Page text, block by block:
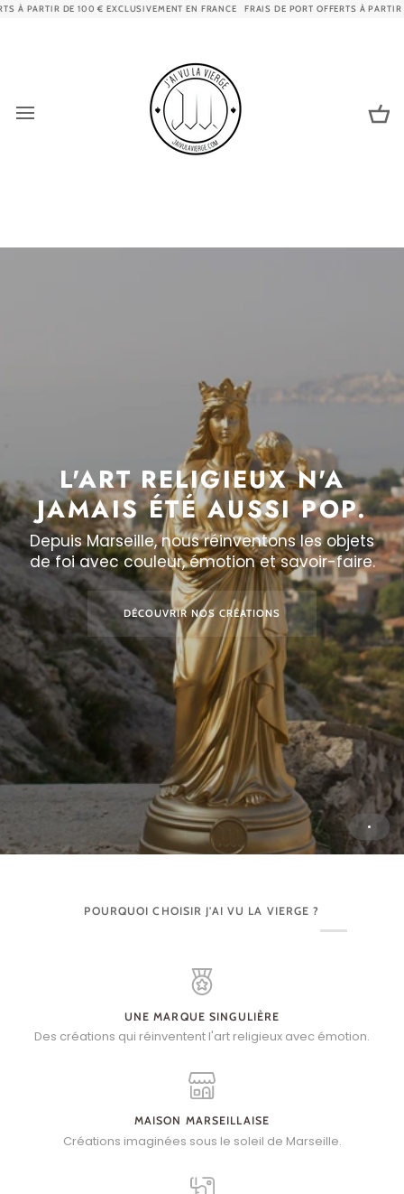
Passer€ EXCLUSIVEMENT EN FRANCE FRAIS DE PORT OFFERTS À PARTIR DE 100 €
L'ART RELIGIEUX N'A
JAMAIS ÉTÉ AUSSI POP.
Depuis Marseille, nous réinventons les objets
de foi avec couleur, émotion et savoir-faire.
DÉCOUVRIR NOS CRÉATIONS
POURQUOI CHOISIR J'AI VU LA VIERGE ?
UNE MARQUE SINGULIÈRE
Des créations qui réinventent l'art religieux avec émotion.
MAISON MARSEILLAISE
Créations imaginées sous le soleil de Marseille.